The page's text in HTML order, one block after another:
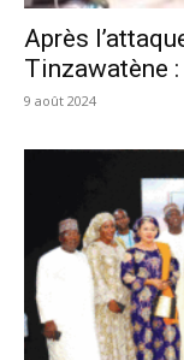
Après
Tinzawatène
9 août 2024